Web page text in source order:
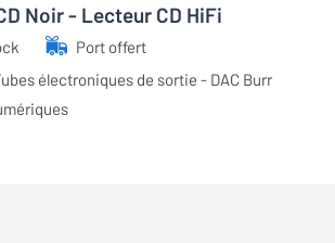
Noir - Lecteur CD HiFi
Port offert
électroniques de sortie - DAC Burr